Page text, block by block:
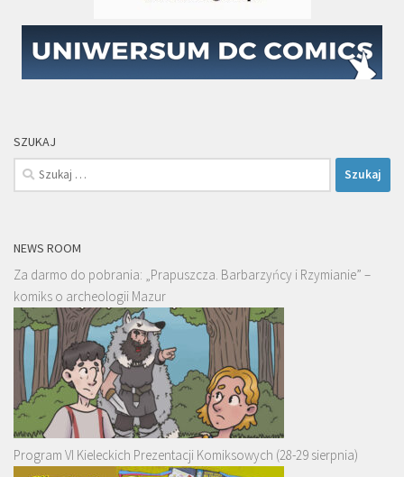
SZUKAJ
Szukaj:
NEWS ROOM
Za darmo do pobrania: „Prapuszcza. Barbarzyńcy i Rzymianie” –
komiks o archeologii Mazur
Program VI Kieleckich Prezentacji Komiksowych (28-29 sierpnia)